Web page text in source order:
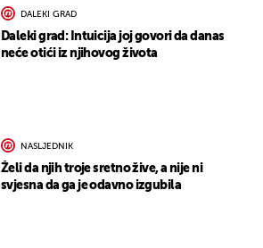
DALEKI GRAD
Daleki grad: Intuicija joj govori da danas
neće otići iz njihovog života
NASLJEDNIK
Želi da njih troje sretno žive, a nije ni
svjesna da ga je odavno izgubila